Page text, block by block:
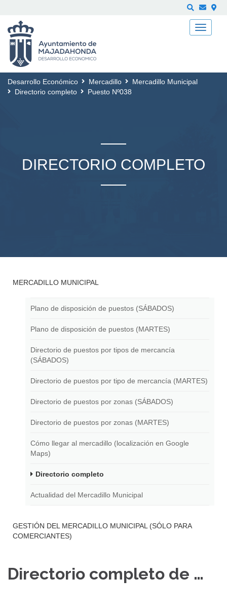
Desarrollo Económico Mercadillo
Mercadillo Municipal
Directorio completo
Puesto Nº038
DIRECTORIO COMPLETO
MERCADILLO MUNICIPAL
Plano de disposición de puestos (SÁBADOS)
Plano de disposición de puestos (MARTES)
Directorio de puestos por tipos de mercancía
(SÁBADOS)
Directorio de puestos por tipo de mercancía (MARTES)
Directorio de puestos por zonas (SÁBADOS)
Directorio de puestos por zonas (MARTES)
Cómo llegar al mercadillo (localización en Google
Maps)
Directorio completo
Actualidad del Mercadillo Municipal
GESTIÓN DEL MERCADILLO MUNICIPAL (SÓLO PARA
COMERCIANTES)
Directorio completo de puestos